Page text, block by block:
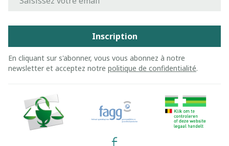
Inscription
En cliquant sur s'abonner, vous vous abonnez à notre
newsletter et acceptez notre politique de confidentialité.